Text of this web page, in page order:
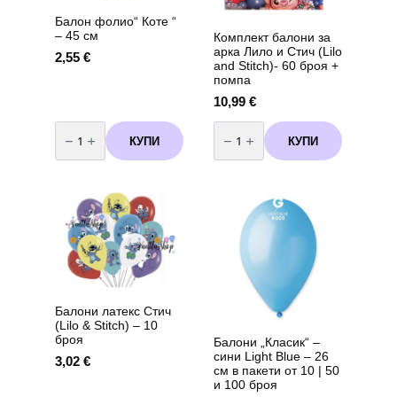
Балон фолио“ Коте “
– 45 см
2,55 €
количество
за
Балон
фолио"
КУПИ
Комплект балони за
арка Лило и Стич (Lilo
and Stitch)- 60 броя +
помпа
10,99 €
количество
за
Комплект
балони
Stitch)-
КУПИ
Балони латекс Стич
(Lilo & Stitch) – 10
броя
3,02 €
Балони „Класик“ –
сини Light Blue – 26
см в пакети от 10 | 50
и 100 броя